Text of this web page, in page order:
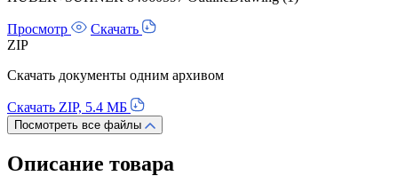
Просмотр
Скачать
ZIP
Скачать документы одним архивом
Скачать ZIP, 5.4 МБ
Посмотреть все файлы
Описание товара